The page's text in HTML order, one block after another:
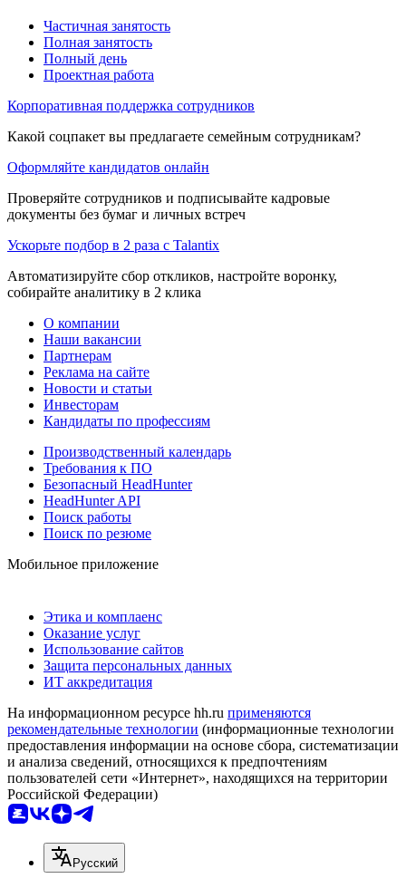
Частичная занятость
Полная занятость
Полный день
Проектная работа
Корпоративная поддержка сотрудников
Какой соцпакет вы предлагаете семейным сотрудникам?
Оформляйте кандидатов онлайн
Проверяйте сотрудников и подписывайте кадровые
документы без бумаг и личных встреч
Ускорьте подбор в 2 раза с Talantix
Автоматизируйте сбор откликов, настройте воронку,
собирайте аналитику в 2 клика
О компании
Наши вакансии
Партнерам
Реклама на сайте
Новости и статьи
Инвесторам
Кандидаты по профессиям
Производственный календарь
Требования к ПО
Безопасный HeadHunter
HeadHunter API
Поиск работы
Поиск по резюме
Мобильное приложение
Этика и комплаенс
Оказание услуг
Использование сайтов
Защита персональных данных
ИТ аккредитация
На информационном ресурсе hh.ru применяются
рекомендательные технологии (информационные технологии
предоставления информации на основе сбора, систематизации
и анализа сведений, относящихся к предпочтениям
пользователей сети «Интернет», находящихся на территории
Российской Федерации)
Русский